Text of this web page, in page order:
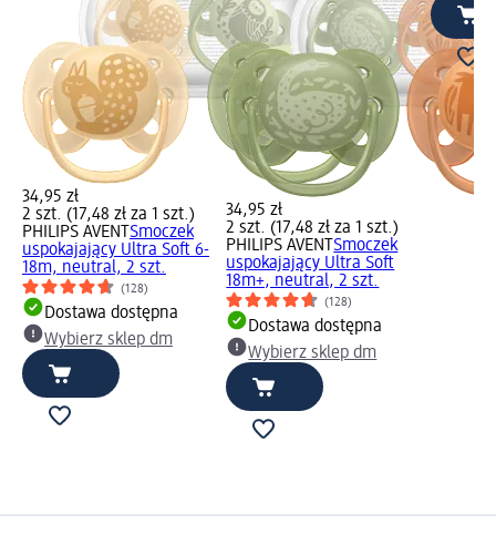
34,95 zł
2 szt. (17,48 zł za 1 szt.)
PHILIPS AVENT Smoczek
uspokajający Ultra Soft 6-
18m, neutral, 2 szt.
(128)
Dostawa dostępna
Wybierz sklep dm
34,95 zł
2 szt. (17,48 zł za 1 szt.)
PHILIPS AVENT Smoczek
uspokajający Ultra Soft
18m+, neutral, 2 szt.
(128)
Dostawa dostępna
Wybierz sklep dm